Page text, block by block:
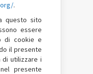
.
questo sito
essere
di cookie e
il presente
di utilizzare i
presente